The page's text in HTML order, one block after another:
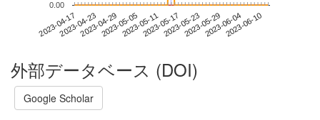
2023-04-172023-04-232023-04-292023-05-052023-05-112023-05-172023-05-232023-05-292023-06-042023-06-10
0.00
外部データベース (DOI)
Google Scholar